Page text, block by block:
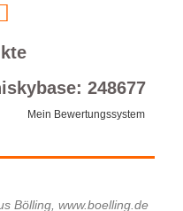
248677
Mein Bewertungssystem
Bölling, www.boelling.de